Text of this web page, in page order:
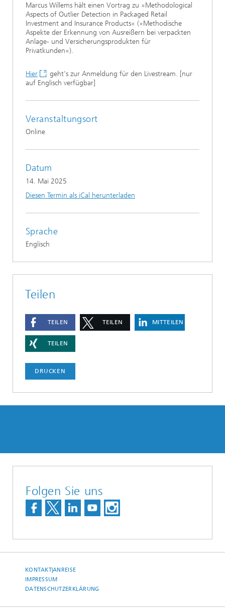
Marcus Willems hält einen Vortrag zu »Methodological
Aspects of Outlier Detection in Packaged Retail
Investment and Insurance Products« (»Methodische
Aspekte der Erkennung von Ausreißern bei verpackten
Anlage- und Versicherungsprodukten für
Privatkunden«).
Hier
geht's zur Anmeldung für den Livestream. [nur
auf Englisch verfügbar]
Veranstaltungsort
Online
Datum
14. Mai 2025
Diesen Termin als iCal herunterladen
Sprache
Englisch
Teilen
TEILEN TEILEN MITTEILEN
TEILEN
DRUCKEN
Folgen Sie uns
KONTAKT|ANREISE
IMPRESSUM
DATENSCHUTZERKLÄRUNG